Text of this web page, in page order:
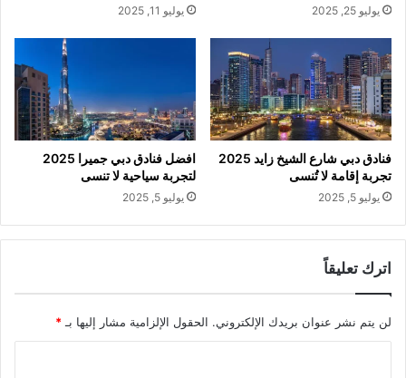
يوليو 25, 2025 يوليو 11, 2025
فنادق دبي شارع الشيخ زايد 2025
تجربة إقامة لا تُنسى
يوليو 5, 2025
افضل فنادق دبي جميرا 2025
لتجربة سياحية لا تنسى
يوليو 5, 2025
اترك تعليقاً
لن يتم نشر عنوان بريدك الإلكتروني. الحقول الإلزامية مشار إليها بـ*